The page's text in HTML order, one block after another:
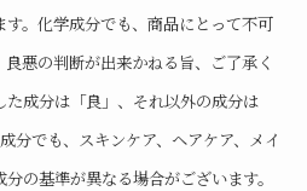
。化学成分でも、商品にとって不可
悪の判断が出来かねる旨、ご了承く
成分は「良」、それ以外の成分は
分でも、スキンケア、ヘアケア、メイ
の基準が異なる場合がございます。